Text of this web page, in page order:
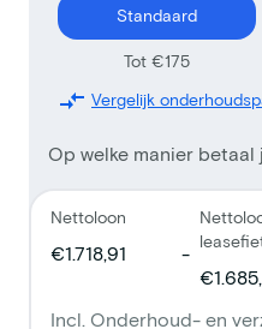
Standaard
Tot €175
Vergelijk
Op welke manier betaal
Nettoloon
€1.718,91 -
Incl. Onderhoud- en